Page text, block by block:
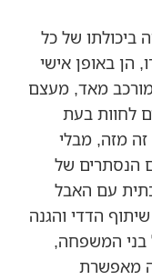
ביכולתו של כל
באופן אישי
מאד, מעצם
לחוות בעת
מזה, מבלי
הנסתרים של
עם האבל
הדדי והגנה
המשפחה,
מאפשרת